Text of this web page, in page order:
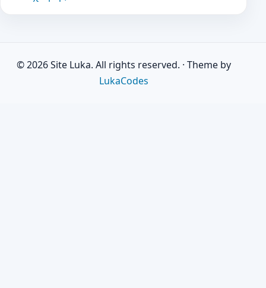
© 2026 Site Luka. All rights reserved. · Theme by
LukaCodes